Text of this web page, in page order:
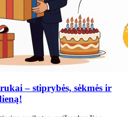
– stiprybės, sėkmės ir